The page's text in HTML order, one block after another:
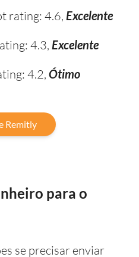
rating: 4.6, Excelente
4.3, Excelente
4.2, Ótimo
Remitly
para o
se precisar enviar